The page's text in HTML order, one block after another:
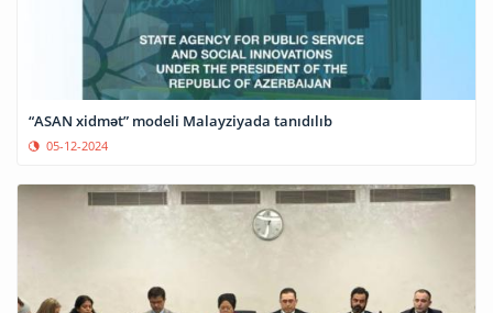
“ASAN xidmət” modeli Malayziyada tanıdılıb
05-12-2024